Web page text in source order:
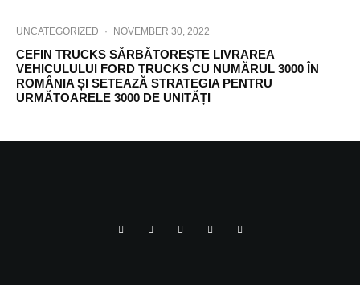
UNCATEGORIZED · NOVEMBER 30, 2022
CEFIN TRUCKS SĂRBĂTOREȘTE LIVRAREA
VEHICULULUI FORD TRUCKS CU NUMĂRUL 3000 ÎN
ROMÂNIA ȘI SETEAZĂ STRATEGIA PENTRU
URMĂTOARELE 3000 DE UNITĂȚI